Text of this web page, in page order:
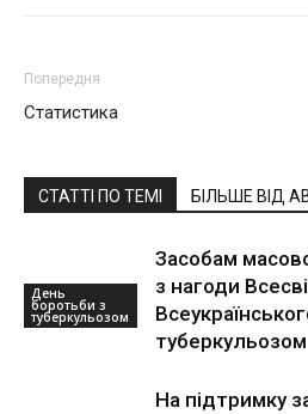
Попередня
Статистика
СТАТТІ ПО ТЕМІ БІЛЬШЕ ВІД
День
боротьби з
туберкульозом
Засобам
з нагоди
туберкульозом
На підтримку